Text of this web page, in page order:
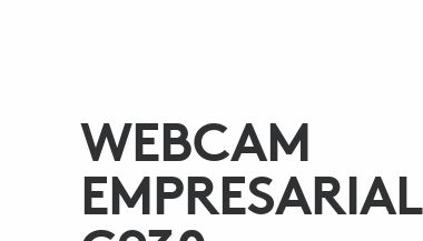
WEBCAM
EMPRESARIAL